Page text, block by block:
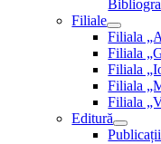
Filiale
Filiala
Filiala
Filiala
Filiala
Filiala
Editură